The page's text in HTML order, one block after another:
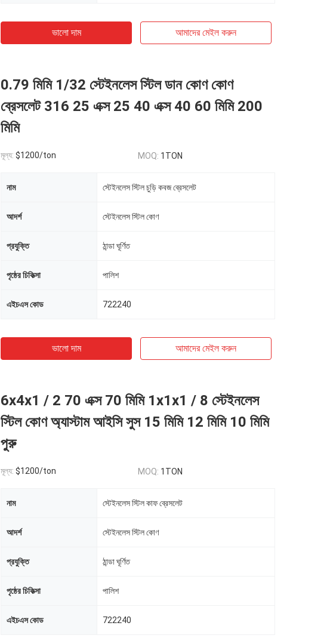
ভালো দাম আমাদের মেইল ​​করুন
0.79 মিমি 1/32 স্টেইনলেস স্টিল ডান কোণ কোণ
ব্রেসলেট 316 25 এক্স 25 40 এক্স 40 60 মিমি 200
মিমি
মূল্য: $1200/ton MOQ: 1TON
নাম স্টেইনলেস স্টিল চুড়ি কবজ ব্রেসলেট
আদর্শ স্টেইনলেস স্টিল কোণ
প্রযুক্তি ঠান্ডা ঘূর্ণিত
পৃষ্ঠের চিকিত্সা পালিশ
এইচএস কোড 722240
ভালো দাম আমাদের মেইল ​​করুন
6x4x1 / 2 70 এক্স 70 মিমি 1x1x1 / 8 স্টেইনলেস
স্টিল কোণ অ্যাস্টাম আইসি সুস 15 মিমি 12 মিমি 10 মিমি
পুরু
মূল্য: $1200/ton MOQ: 1TON
নাম স্টেইনলেস স্টিল কাফ ব্রেসলেট
আদর্শ স্টেইনলেস স্টিল কোণ
প্রযুক্তি ঠান্ডা ঘূর্ণিত
পৃষ্ঠের চিকিত্সা পালিশ
এইচএস কোড 722240